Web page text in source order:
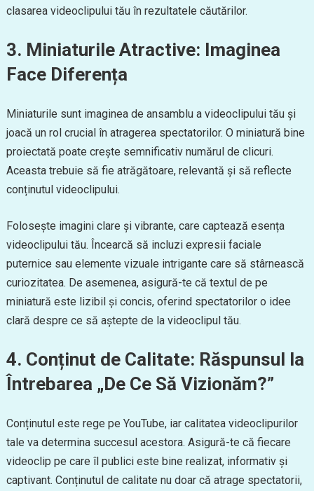
clasarea videoclipului tău în rezultatele căutărilor.
3. Miniaturile Atractive: Imaginea
Face Diferența
Miniaturile sunt imaginea de ansamblu a videoclipului tău și
joacă un rol crucial în atragerea spectatorilor. O miniatură bine
proiectată poate crește semnificativ numărul de clicuri.
Aceasta trebuie să fie atrăgătoare, relevantă și să reflecte
conținutul videoclipului.
Folosește imagini clare și vibrante, care captează esența
videoclipului tău. Încearcă să incluzi expresii faciale
puternice sau elemente vizuale intrigante care să stârnească
curiozitatea. De asemenea, asigură-te că textul de pe
miniatură este lizibil și concis, oferind spectatorilor o idee
clară despre ce să aștepte de la videoclipul tău.
4. Conținut de Calitate: Răspunsul la
Întrebarea „De Ce Să Vizionăm?”
Conținutul este rege pe YouTube, iar calitatea videoclipurilor
tale va determina succesul acestora. Asigură-te că fiecare
videoclip pe care îl publici este bine realizat, informativ și
captivant. Conținutul de calitate nu doar că atrage spectatorii,